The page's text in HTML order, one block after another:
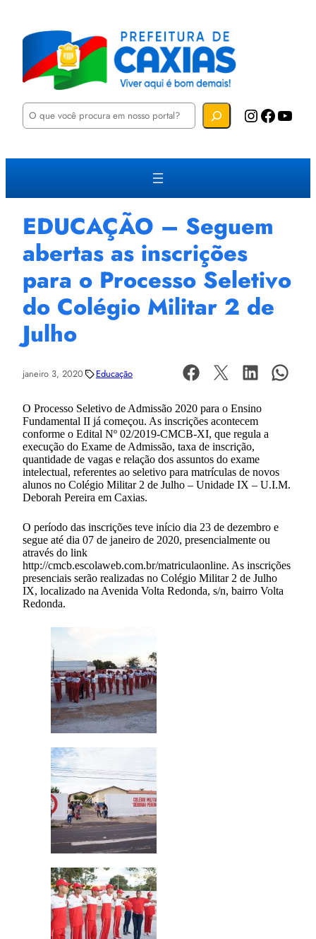
P
u
a
Instagram Facebook YouTube
EDUCAÇÃO – Seguem
abertas as inscrições
para o Processo Seletivo
do Colégio Militar 2 de
Julho
janeiro 3, 2020 Educação
O Processo Seletivo de Admissão 2020 para o Ensino
Fundamental II já começou. As inscrições acontecem
conforme o Edital Nº 02/2019-CMCB-XI, que regula a
execução do Exame de Admissão, taxa de inscrição,
quantidade de vagas e relação dos assuntos do exame
intelectual, referentes ao seletivo para matrículas de novos
alunos no Colégio Militar 2 de Julho – Unidade IX – U.I.M.
Deborah Pereira em Caxias.
O período das inscrições teve início dia 23 de dezembro e
segue até dia 07 de janeiro de 2020, presencialmente ou
através do link
http://cmcb.escolaweb.com.br/matriculaonline. As inscrições
presenciais serão realizadas no Colégio Militar 2 de Julho
IX, localizado na Avenida Volta Redonda, s/n, bairro Volta
Redonda.